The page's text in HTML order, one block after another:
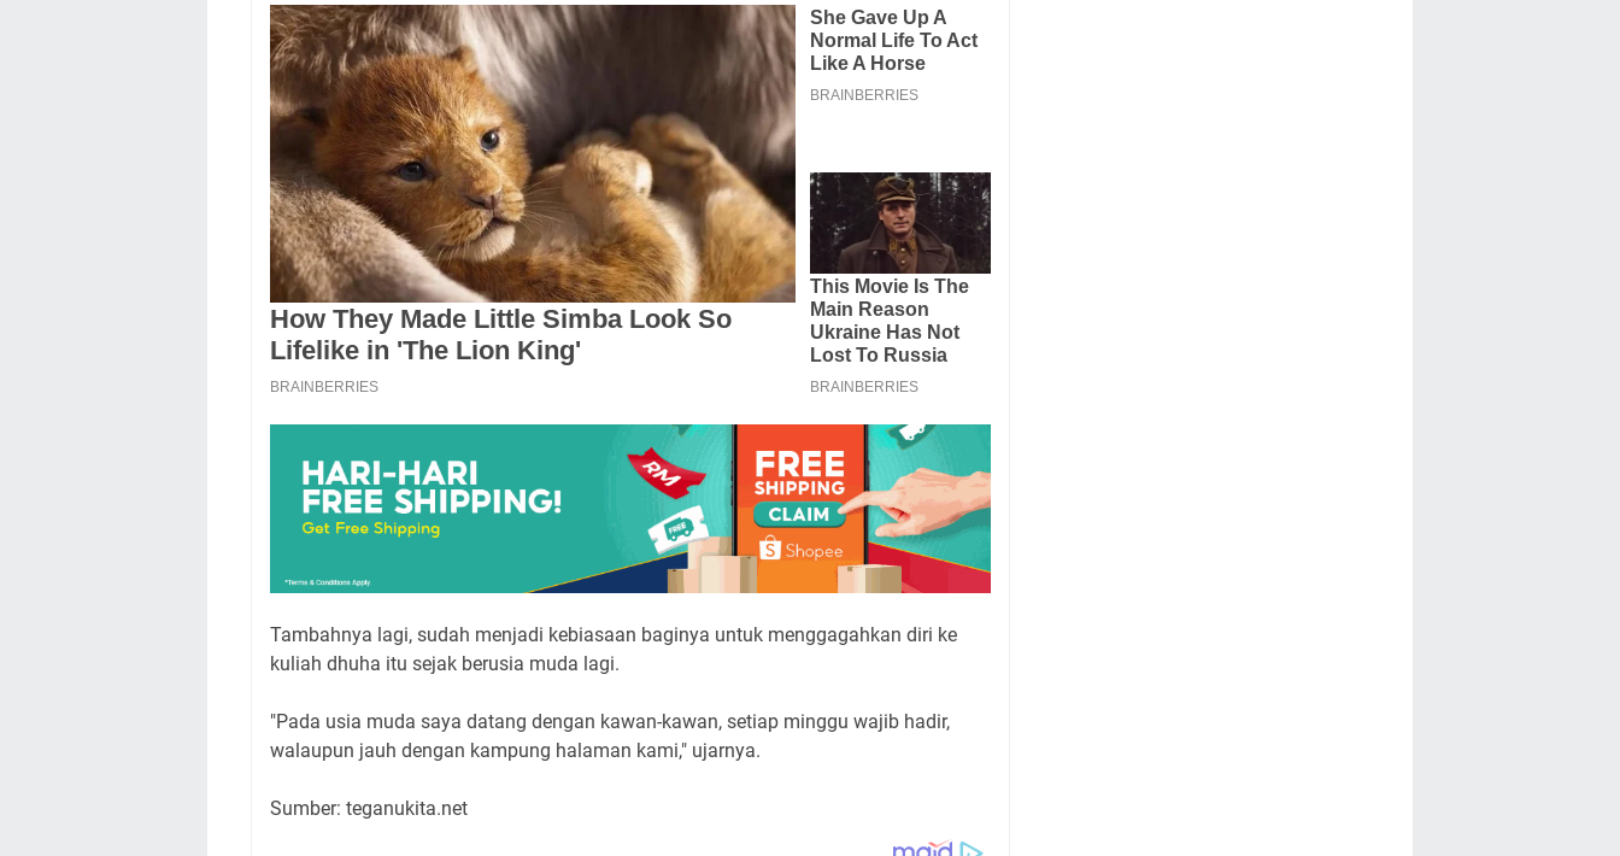
Tambahnya lagi, sudah menjadi kebiasaan baginya untuk menggagahkan diri ke
kuliah dhuha itu sejak berusia muda lagi.
"Pada usia muda saya datang dengan kawan-kawan, setiap minggu wajib hadir,
walaupun jauh dengan kampung halaman kami," ujarnya.
Sumber: teganukita.net